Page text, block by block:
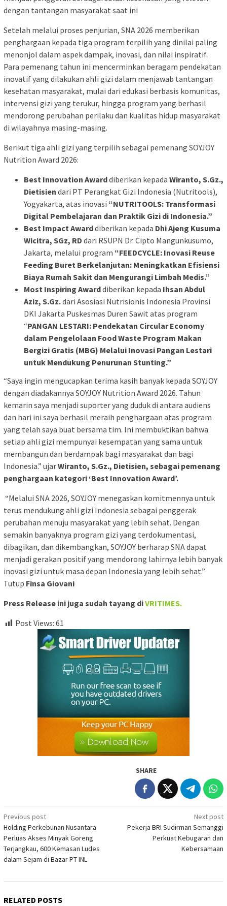
dengan tantangan masyarakat saat ini
Setelah melalui proses penjurian, SNA 2026 memberikan
penghargaan kepada tiga program terpilih yang dinilai paling
menonjol dalam aspek dampak, inovasi, dan nilai inspiratif.
Para pemenang tahun ini mencerminkan beragam pendekatan
inovatif yang dilakukan ahli gizi dalam menjawab tantangan
kesehatan masyarakat, mulai dari edukasi berbasis komunitas,
intervensi gizi yang terukur, hingga program yang berhasil
mendorong perubahan perilaku dan kualitas hidup masyarakat
di wilayahnya masing-masing.
Berikut tiga ahli gizi yang terpilih sebagai pemenang SOYJOY
Nutrition Award 2026:
Best Innovation Awarddiberikan kepada Wiranto, S.Gz.,
Dietisien dari PT Perangkat Gizi Indonesia (Nutritools),
Yogyakarta, atas inovasi “NUTRITOOLS: Transformasi
Digital Pembelajaran dan Praktik Gizi di Indonesia.”
Best Impact Awarddiberikan kepada Dhi Ajeng Kusuma
Wicitra, SGz, RD dari RSUPN Dr. Cipto Mangunkusumo,
Jakarta, melalui program “FEEDCYCLE: Inovasi Reuse
Feeding Buret Berkelanjutan: Meningkatkan Efisiensi
Biaya Rumah Sakit dan Mengurangi Limbah Medis.”
Most Inspiring Awarddiberikan kepada Ihsan Abdul
Aziz, S.Gz.dari Asosiasi Nutrisionis Indonesia Provinsi
DKI Jakarta Puskesmas Duren Sawit atas program
“PANGAN LESTARI: Pendekatan Circular Economy
dalam Pengelolaan Food Waste Program Makan
Bergizi Gratis (MBG) Melalui Inovasi Pangan Lestari
untuk Mendukung Penurunan Stunting.”
“Saya ingin mengucapkan terima kasih banyak kepada SOYJOY
dengan diadakannya SOYJOY Nutrition Award 2026. Tahun
kemarin saya menjadi suporter yang duduk di antara audiens
dan hari ini saya berhasil meraih penghargaan atas program
yang telah saya buat bersama tim. Ini membuktikan bahwa
setiap ahli gizi mempunyai kesempatan yang sama untuk
membangun dan berdampak bagi masyarakat dan bagi
Indonesia.” ujarWiranto, S.Gz., Dietisien, sebagai pemenang
penghargaan kategori ‘Best Innovation Award’.
“Melalui SNA 2026, SOYJOY menegaskan komitmennya untuk
terus mendukung ahli gizi Indonesia sebagai penggerak
perubahan menuju masyarakat yang lebih sehat. Dengan
semakin banyaknya program gizi yang terdokumentasi,
dibagikan, dan dikembangkan, SOYJOY berharap SNA dapat
menjadi gerakan positif yang mendorong lahirnya lebih banyak
inovasi gizi untuk masa depan Indonesia yang lebih sehat.”
Tutup Finsa Giovani
Press Release ini juga sudah tayang diVRITIMES.
Post Views: 61
SHARE
Post
navigation
Previous post
Holding Perkebunan Nusantara
Perluas Akses Minyak Goreng
Terjangkau, 600 Kemasan Ludes
dalam Sejam di Bazar PT INL
Next post
Pekerja BRI Sudirman Semanggi
Perkuat Kebugaran dan
Kebersamaan
RELATED POSTS